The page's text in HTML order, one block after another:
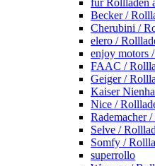
für Rollladen
Becker /
Cherubini /
elero /
enjoy motors
FAAC /
Geiger /
Kaiser
Nice /
Rademacher
Selve /
Somfy /
superrollo